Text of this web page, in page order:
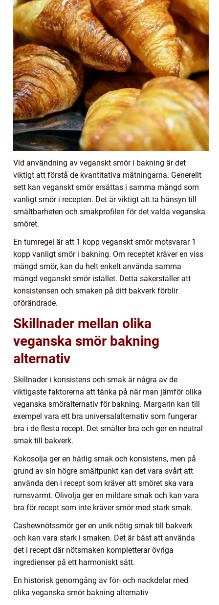
Vid användning av veganskt smör i bakning är det
viktigt att förstå de kvantitativa mätningarna. Generellt
sett kan veganskt smör ersättas i samma mängd som
vanligt smör i recepten. Det är viktigt att ta hänsyn till
smältbarheten och smakprofilen för det valda veganska
smöret.
En tumregel är att 1 kopp veganskt smör motsvarar 1
kopp vanligt smör i bakning. Om receptet kräver en viss
mängd smör, kan du helt enkelt använda samma
mängd veganskt smör istället. Detta säkerställer att
konsistensen och smaken på ditt bakverk förblir
oförändrade.
Skillnader mellan olika
veganska smör bakning
alternativ
Skillnader i konsistens och smak är några av de
viktigaste faktorerna att tänka på när man jämför olika
veganska smöralternativ för bakning. Margarin kan till
exempel vara ett bra universalalternativ som fungerar
bra i de flesta recept. Det smälter bra och ger en neutral
smak till bakverk.
Kokosolja ger en härlig smak och konsistens, men på
grund av sin högre smältpunkt kan det vara svårt att
använda den i recept som kräver att smöret ska vara
rumsvarmt. Olivolja ger en mildare smak och kan vara
bra för recept som inte kräver smör med stark smak.
Cashewnötssmör ger en unik nötig smak till bakverk
och kan vara stark i smaken. Det är bäst att använda
det i recept där nötsmaken kompletterar övriga
ingredienser på ett harmoniskt sätt.
En historisk genomgång av för- och nackdelar med
olika veganska smör bakning alternativ